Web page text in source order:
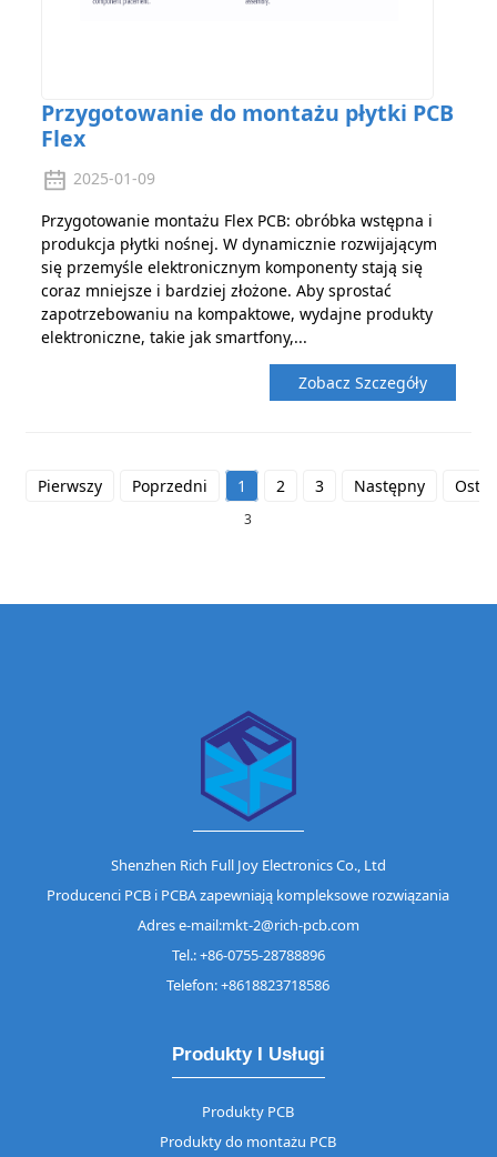
Przygotowanie do montażu płytki PCB
Flex
2025-01-09
Przygotowanie montażu Flex PCB: obróbka wstępna i
produkcja płytki nośnej. W dynamicznie rozwijającym
się przemyśle elektronicznym komponenty stają się
coraz mniejsze i bardziej złożone. Aby sprostać
zapotrzebowaniu na kompaktowe, wydajne produkty
elektroniczne, takie jak smartfony,...
Zobacz Szczegóły
Pierwszy Poprzedni 1 2 3 Następny
3
Shenzhen Rich Full Joy Electronics Co., Ltd
Producenci PCB i PCBA zapewniają kompleksowe rozwiązania
Adres e-mail:mkt-2@rich-pcb.com
Tel.: +86-0755-28788896
Telefon: +8618823718586
Produkty I Usługi
Produkty PCB
Produkty do montażu PCB